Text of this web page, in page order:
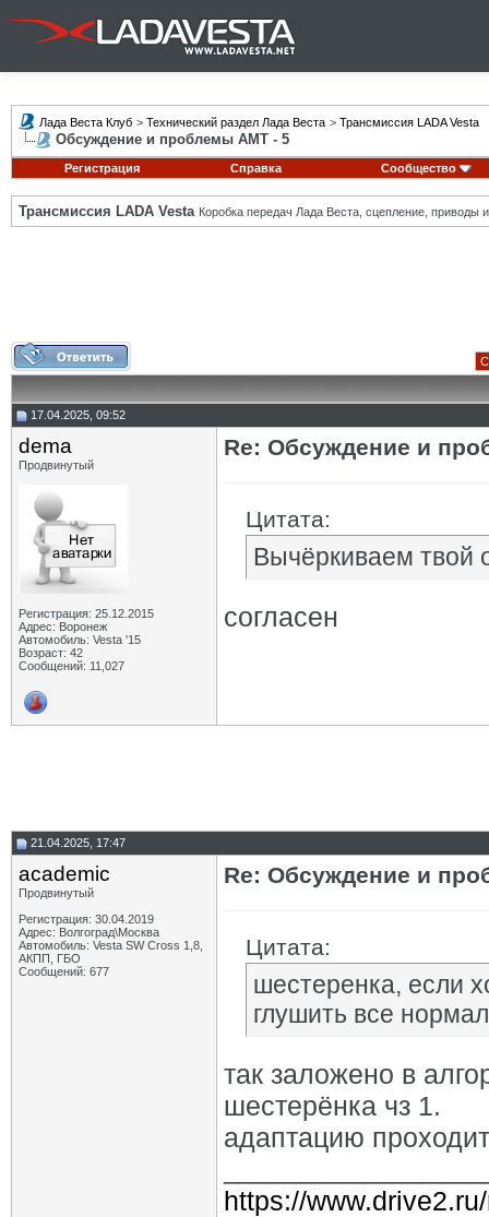
Лада Веста Клуб > Технический раздел Лада Веста > Трансмиссия LADA Vesta
Обсуждение и проблемы АМТ - 5
Регистрация Справка Сообщество
Трансмиссия LADA Vesta Коробка передач Лада Веста, сцепление, приводы и
17.04.2025, 09:52
dema
Продвинутый
Регистрация: 25.12.2015
Адрес: Воронеж
Автомобиль: Vesta '15
Возраст: 42
Сообщений: 11,027
Re: Обсуждение и
Цитата:
Вычёркиваем твой
согласен
21.04.2025, 17:47
academic
Продвинутый
Регистрация: 30.04.2019
Адрес: Волгоград\Москва
Автомобиль: Vesta SW Cross 1,8,
АКПП, ГБО
Сообщений: 677
Re: Обсуждение и
Цитата:
шестеренка, если
глушить все
так заложено в
шестерёнка чз 1.
адаптацию
https://